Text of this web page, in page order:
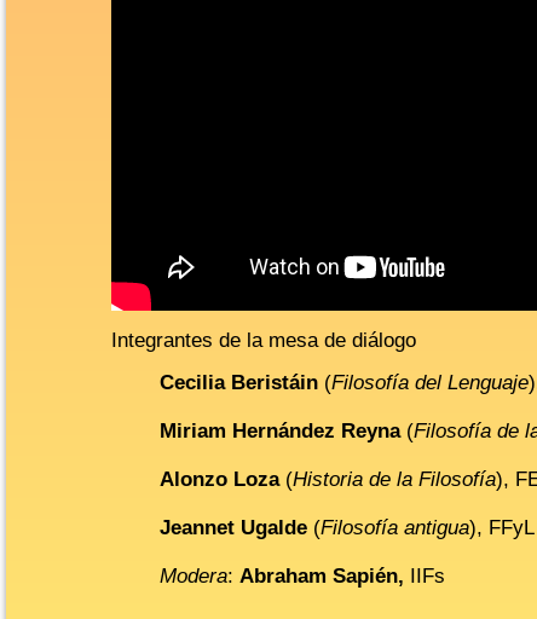
Integrantes de la mesa de diálogo
Cecilia Beristáin (Filosofía del Lenguaje
Miriam Hernández Reyna(Filosofía de
Alonzo Loza(Historia de la Filosofía),
Jeannet Ugalde (Filosofía antigua), FFyL
Modera: Abraham Sapién, IIFs